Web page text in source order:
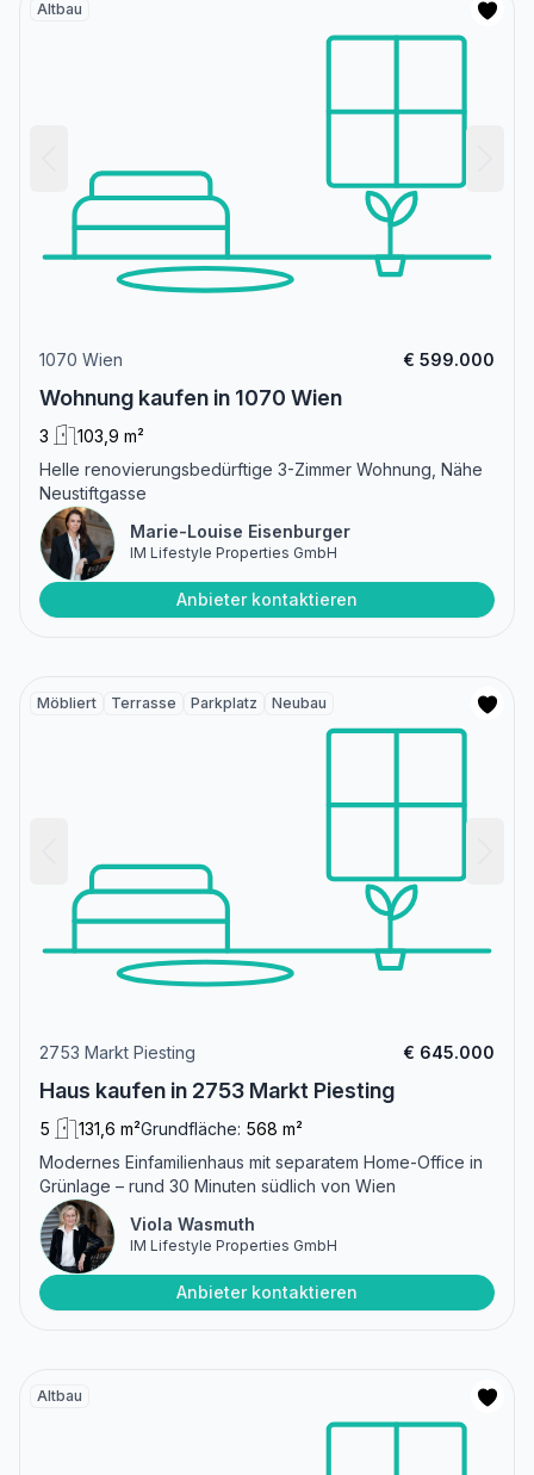
Altbau
1070 Wien € 599.000
Wohnung kaufen in 1070 Wien
3
103,9 m²
Helle renovierungsbedürftige 3-Zimmer Wohnung, Nähe
Neustiftgasse
Marie-Louise Eisenburger
IM Lifestyle Properties GmbH
Anbieter kontaktieren
Möbliert Terrasse Parkplatz Neubau
2753 Markt Piesting € 645.000
Haus kaufen in 2753 Markt Piesting
5 131,6 m²Grundfläche: 568 m²
Modernes Einfamilienhaus mit separatem Home-Office in
Grünlage – rund 30 Minuten südlich von Wien
Viola Wasmuth
IM Lifestyle Properties GmbH
Anbieter kontaktieren
Altbau